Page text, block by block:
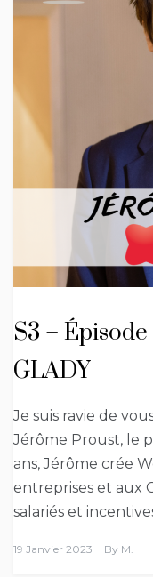
S3 –
GLADY
Je suis ravie de
Jérôme Proust, le
ans, Jérôme crée
entreprises et aux
salariés et
19 Janvier 2023 By M.